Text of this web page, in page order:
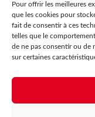
Pour offrir les meilleures
que les cookies pour
fait de consentir à ces
telles que le
de ne pas consentir ou de
sur certaines